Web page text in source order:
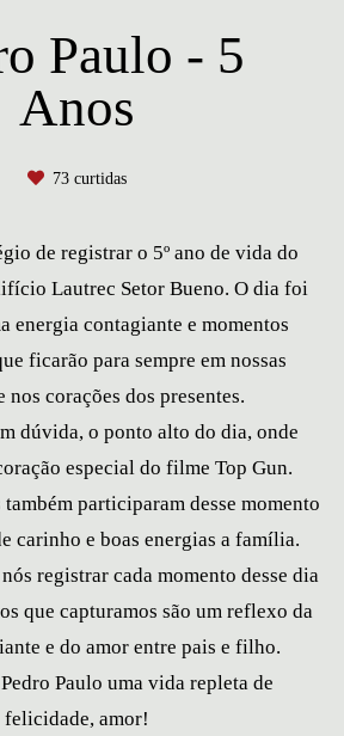
Paulo - 5
Anos
73curtidas
de registrar o 5º ano de vida do
Lautrec Setor Bueno. O dia foi
energia contagiante e momentos
ficarão para sempre em nossas
nos corações dos presentes.
dúvida, o ponto alto do dia, onde
especial do filme Top Gun.
participaram desse momento
carinho e boas energias a família.
registrar cada momento desse dia
que capturamos são um reflexo da
e do amor entre pais e filho.
Paulo uma vida repleta de
felicidade, amor!